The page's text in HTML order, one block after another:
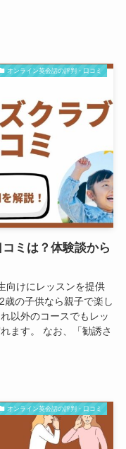
オンライン英会話の評判・口コミ
ミは？体験談から
向けにレッスンを提供
歳の子供なら親子で楽し
以外のコースでもレッ
ます。 なお、「勧誘さ
オンライン英会話の評判・口コミ